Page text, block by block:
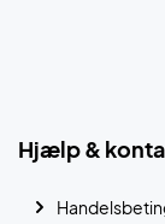
Hjælp &